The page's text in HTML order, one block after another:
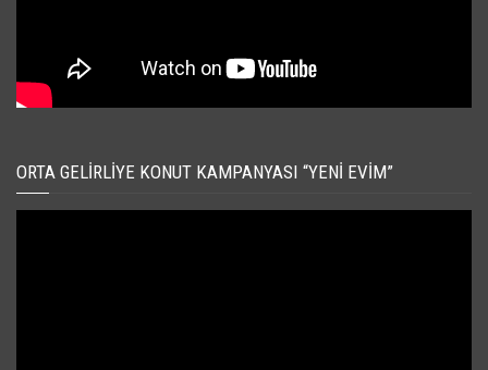
ORTA GELIRLIYE KONUT KAMPANYASI “YENI EVIM”